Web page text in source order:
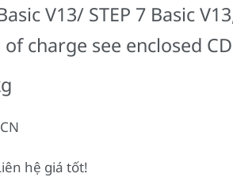
V13/ STEP 7 Basic
charge see enclosed CD
CN
hệ giá tốt!